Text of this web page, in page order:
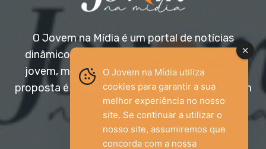
O Jovem na Mídia é um portal de notícias
dinâmico e acessível, voltado para o público
jovem, mas aberto a todas as idades. Nossa
proposta é trazer informação relevante com um
olhar diferenciado.
Entre em contato:
jovemnamidia2017@gmail.com
O Jovem na Mídia utiliza
cookies para garantir a sua
melhor experiência no nosso
site. Se continuar a utilizar o
nosso site, assumiremos que
concorda com a nossa